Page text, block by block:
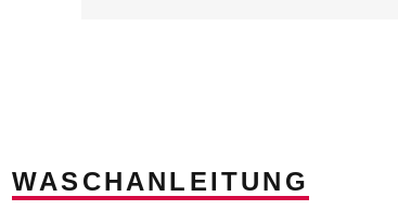
WASCHANLEITUNG